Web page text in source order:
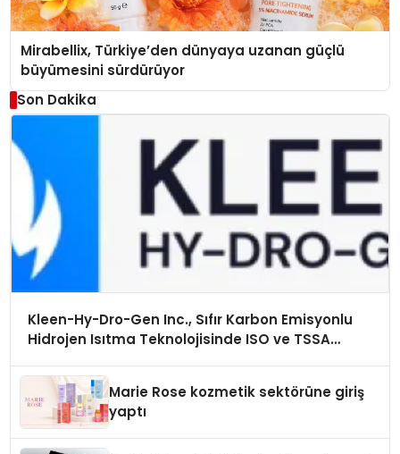
Mirabellix, Türkiye’den dünyaya uzanan güçlü
büyümesini sürdürüyor
Son Dakika
Kleen-Hy-Dro-Gen Inc., Sıfır Karbon Emisyonlu
Hidrojen Isıtma Teknolojisinde ISO ve TSSA
Marie Rose kozmetik sektörüne giriş
yaptı